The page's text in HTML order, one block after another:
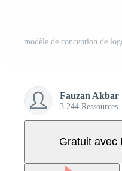
Fauzan Akbar
3 244 Ressources
Gratuit avec